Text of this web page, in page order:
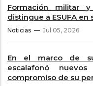
Formación militar
distingue a ESUFA en
Noticias Jul 05, 2026
En el marco de su
escalafonó
compromiso de su